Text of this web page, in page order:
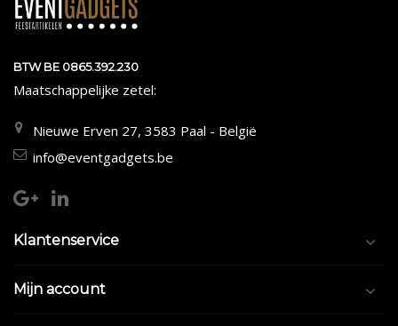
BTW BE 0865.392.230
Maatschappelijke zetel:
Nieuwe Erven 27, 3583 Paal - België
info@eventgadgets.be
Klantenservice
Mijn account